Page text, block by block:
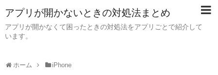
アプリが開かないときの対処法まとめ
アプリが開かなくて困ったときの対処法をアプリごとで紹介して
います。
ホーム iPhone